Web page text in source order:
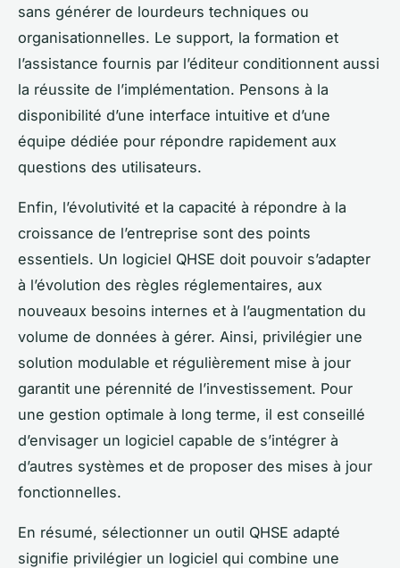
sans générer de lourdeurs techniques ou
organisationnelles. Le support, la formation et
l’assistance fournis par l’éditeur conditionnent aussi
la réussite de l’implémentation. Pensons à la
disponibilité d’une interface intuitive et d’une
équipe dédiée pour répondre rapidement aux
questions des utilisateurs.
Enfin, l’évolutivité et la capacité à répondre à la
croissance de l’entreprise sont des points
essentiels. Un logiciel QHSE doit pouvoir s’adapter
à l’évolution des règles réglementaires, aux
nouveaux besoins internes et à l’augmentation du
volume de données à gérer. Ainsi, privilégier une
solution modulable et régulièrement mise à jour
garantit une pérennité de l’investissement. Pour
une gestion optimale à long terme, il est conseillé
d’envisager un logiciel capable de s’intégrer à
d’autres systèmes et de proposer des mises à jour
fonctionnelles.
En résumé, sélectionner un outil QHSE adapté
signifie privilégier un logiciel qui combine une